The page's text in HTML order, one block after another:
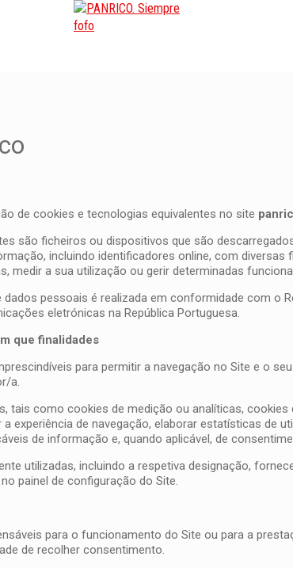
de cookies e tecnologias equivalentes no site
são ficheiros ou dispositivos que são
incluindo identificadores online, com diversas
a sua utilização ou gerir determinadas
pessoais é realizada em conformidade com o
eletrónicas na República Portuguesa.
que finalidades
para permitir a navegação no Site e o
a.
tais como cookies de medição ou analíticas,
experiência de navegação, elaborar estatísticas de
de informação e, quando aplicável, de
utilizadas, incluindo a respetiva designação,
painel de configuração do Site.
para o funcionamento do Site ou para a
de recolher consentimento.